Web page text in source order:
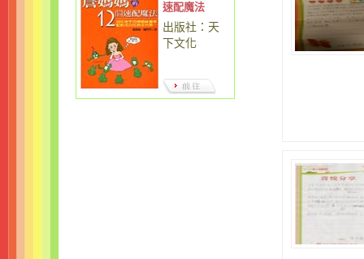
速配魔法
出版社：天
下文化